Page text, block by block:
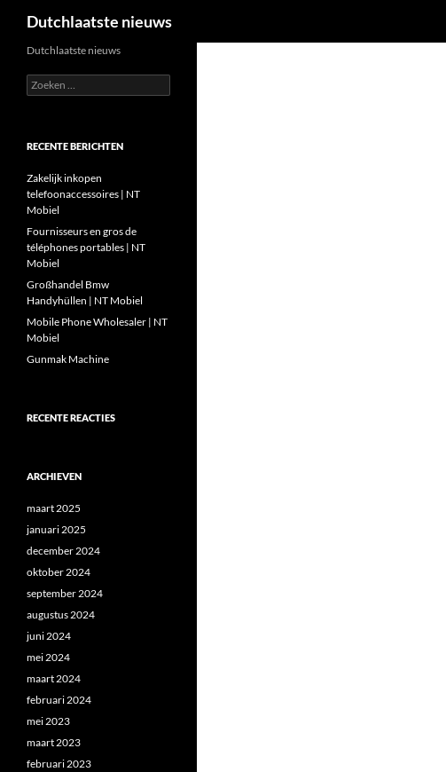
Dutchlaatste nieuws
Dutchlaatste nieuws
Zoeken
naar:
RECENTE BERICHTEN
Zakelijk inkopen
telefoonaccessoires | NT
Mobiel
Fournisseurs en gros de
téléphones portables | NT
Mobiel
Großhandel Bmw
Handyhüllen | NT Mobiel
Mobile Phone Wholesaler | NT
Mobiel
Gunmak Machine
RECENTE REACTIES
ARCHIEVEN
maart 2025
januari 2025
december 2024
oktober 2024
september 2024
augustus 2024
juni 2024
mei 2024
maart 2024
februari 2024
mei 2023
maart 2023
februari 2023